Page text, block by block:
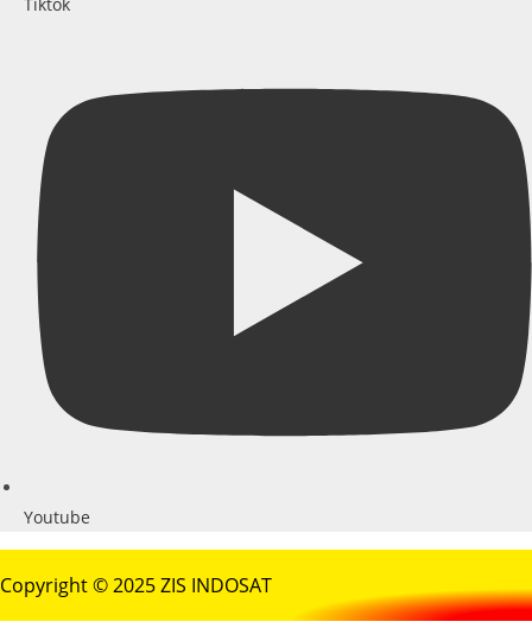
Youtube
Copyright © 2025 ZIS INDOSAT